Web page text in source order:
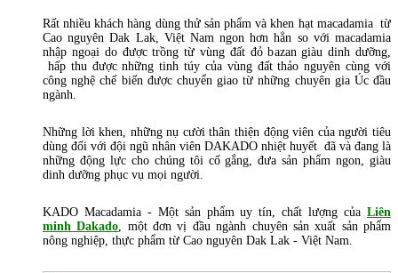
Rất nhiều khách hàng dùng thử sản phẩm và khen hạt macadamia từ
Cao nguyên Dak Lak, Việt Nam ngon hơn hẳn so với macadamia
nhập ngoại do được trồng từ vùng đất đỏ bazan giàu dinh dưỡng,
hấp thu được những tinh túy của vùng đất thảo nguyên cùng với
công nghệ chế biến được chuyển giao từ những chuyên gia Úc đầu
ngành.
Những lời khen, những nụ cười thân thiện động viên của người tiêu
dùng đối với đội ngũ nhân viên DAKADO nhiệt huyết đã và đang là
những động lực cho chúng tôi cố gắng, đưa sản phẩm ngon, giàu
dinh dưỡng phục vụ mọi người.
KADO Macadamia - Một sản phẩm uy tín, chất lượng của Liên
minh Dakado, một đơn vị đầu ngành chuyên sản xuất sản phẩm
nông nghiệp, thực phẩm từ Cao nguyên Dak Lak - Việt Nam.